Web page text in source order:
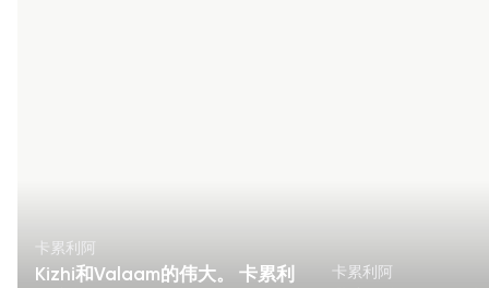
卡累利阿
Kizhi和Valaam的伟大。 卡累利
卡累利阿